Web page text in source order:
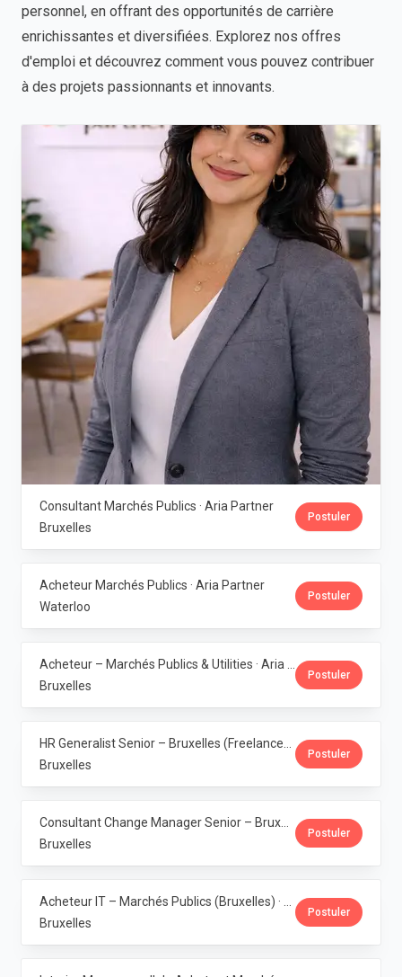
personnel, en offrant des opportunités de carrière
enrichissantes et diversifiées. Explorez nos offres
d'emploi et découvrez comment vous pouvez contribuer
à des projets passionnants et innovants.
Consultant Marchés Publics · Aria Partner
Bruxelles
Postuler
Acheteur Marchés Publics · Aria Partner
Waterloo
Postuler
Bruxelles
Postuler
Bruxelles
Postuler
Bruxelles
Postuler
Bruxelles
Postuler